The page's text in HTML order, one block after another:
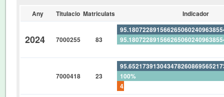
Any Titulacio Matriculats Indicador
2024 7000255 83
7000418 23
100%